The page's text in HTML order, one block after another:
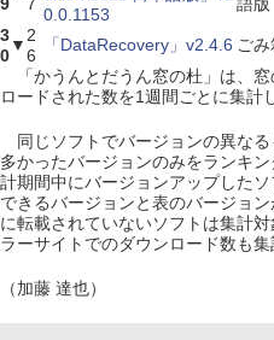
0.0.1153
3
0
▼ 2
6
「DataRecovery」v2.4.6 ご
「かうんとだうん窓の杜」は、
ロードされた数を1週間ごとに集計
同じソフトでバージョンの異な
多かったバージョンのみをランキ
計期間中にバージョンアップした
できるバージョンと表のバージョ
に転載されていないソフトは集計
ラーサイトでのダウンロード数も集
（加藤 達也）